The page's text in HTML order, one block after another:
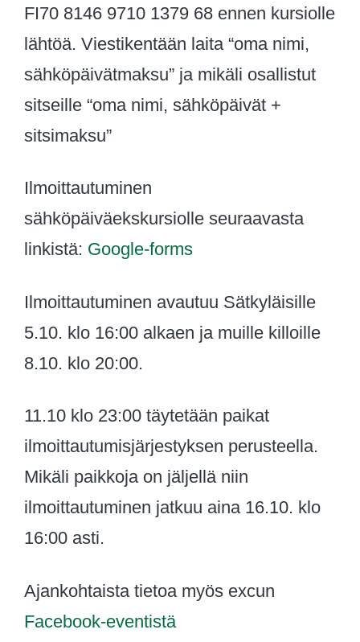
FI70 8146 9710 1379 68 ennen kursiolle
lähtöä. Viestikentään laita “oma nimi,
sähköpäivätmaksu” ja mikäli osallistut
sitseille “oma nimi, sähköpäivät +
sitsimaksu”
Ilmoittautuminen
sähköpäiväekskursiolle seuraavasta
linkistä: Google-forms
Ilmoittautuminen avautuu Sätkyläisille
5.10. klo 16:00 alkaen ja muille killoille
8.10. klo 20:00.
11.10 klo 23:00 täytetään paikat
ilmoittautumisjärjestyksen perusteella.
Mikäli paikkoja on jäljellä niin
ilmoittautuminen jatkuu aina 16.10. klo
16:00 asti.
Ajankohtaista tietoa myös excun
Facebook-eventistä